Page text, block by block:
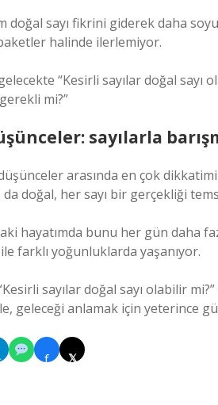
doğal sayı fikrini giderek daha
halinde ilerlemiyor.
“Kesirli sayılar doğal sayı
mi?”
sayılarla
arasında en çok
da doğal, her sayı bir gerçekliği
hayatımda bunu her gün daha
farklı yoğunluklarda yaşanıyor.
sayılar doğal sayı olabilir
geleceği anlamak için yeterince
f 𝕏